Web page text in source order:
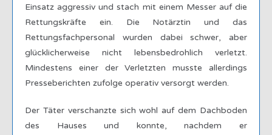
Einsatz aggressiv und stach mit einem Messer auf die
Rettungskräfte ein. Die Notärztin und das
Rettungsfachpersonal wurden dabei schwer, aber
glücklicherweise nicht lebensbedrohlich verletzt.
Mindestens einer der Verletzten musste allerdings
Presseberichten zufolge operativ versorgt werden.
Der Täter verschanzte sich wohl auf dem Dachboden
des Hauses und konnte, nachdem er